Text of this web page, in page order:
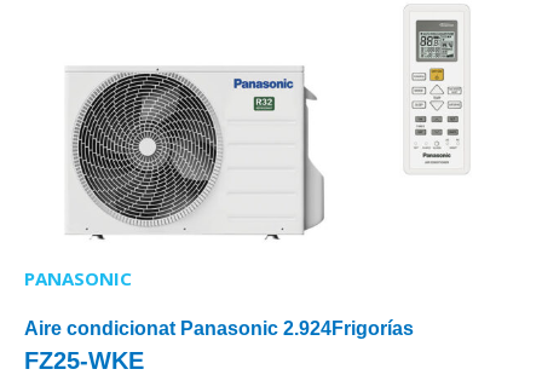
PANASONIC
Aire condicionat Panasonic 2.924Frigorías
FZ25-WKE